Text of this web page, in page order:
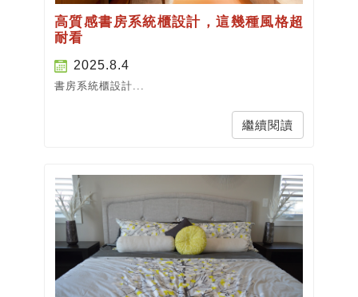
高質感書房系統櫃設計，這幾種風格超
耐看
2025.8.4
書房系統櫃設計...
繼續閱讀